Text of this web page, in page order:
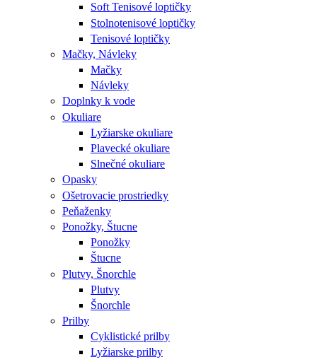
Soft Tenisové loptičky
Stolnotenisové loptičky
Tenisové loptičky
Mačky, Návleky
Mačky
Návleky
Doplnky k vode
Okuliare
Lyžiarske okuliare
Plavecké okuliare
Slnečné okuliare
Opasky
Ošetrovacie prostriedky
Peňaženky
Ponožky, Štucne
Ponožky
Štucne
Plutvy, Šnorchle
Plutvy
Šnorchle
Prilby
Cyklistické prilby
Lyžiarske prilby